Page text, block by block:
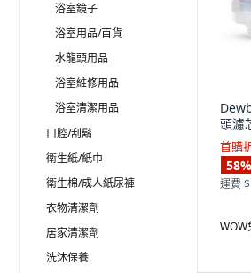
浴室鏡子
浴室用品/百貨
水龍頭用品
浴室維修用品
浴室清潔用品
口腔/刮鬍
衛生紙/紙巾
衛生棉/成人紙尿褲
衣物清潔劑
居家清潔劑
洗沐保養
頭濾
首購
58%
運費
WOW